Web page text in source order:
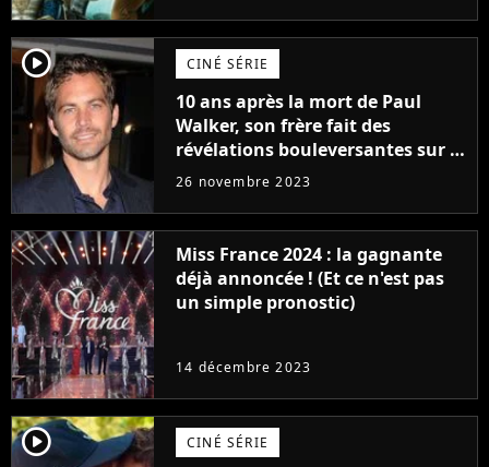
player2 CINÉ SÉRIE
10 ans après la mort de Paul
Walker, son frère fait des
révélations bouleversantes sur la
réaction des acteurs de Fast and
26 novembre 2023
Miss France 2024 : la gagnante
déjà annoncée ! (Et ce n'est pas
un simple pronostic)
14 décembre 2023
player2 CINÉ SÉRIE